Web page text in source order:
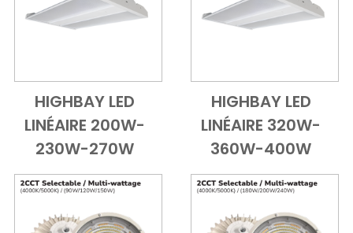
Add to Cart
Vue d'ensemble
HIGHBAY LED
LINÉAIRE 200W-
230W-270W
Add to Cart
Vue
HIGHBAY LED
LINÉAIRE 320W-
360W-400W